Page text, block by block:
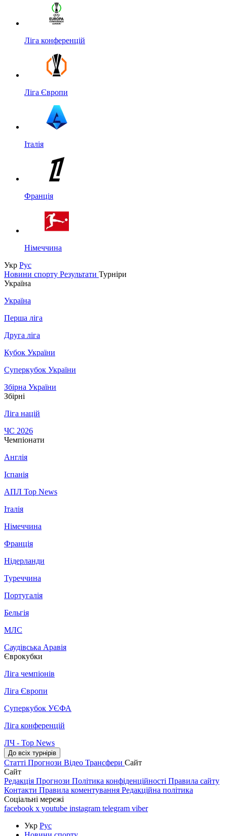
Ліга конференцій
Ліга Європи
Італія
Франція
Німеччина
Укр Рус
Новини спорту Результати Турніри
Україна
Україна
Перша ліга
Друга ліга
Кубок України
Суперкубок України
Збірна України
Збірні
Ліга націй
ЧС 2026
Чемпіонати
Англія
Іспанія
АПЛ Top News
Італія
Німеччина
Франція
Нідерланди
Туреччина
Португалія
Бельгія
МЛС
Саудівська Аравія
Єврокубки
Ліга чемпіонів
Ліга Європи
Суперкубок УЄФА
Ліга конференцій
ЛЧ - Top News
До всіх турнірів
Статті Прогнози Відео Трансфери Сайт
Сайт
Редакція Прогнози Політика конфіденційності Правила сайту
Контакти Правила коментування Редакційна політика
Соціальні мережі
facebook x youtube instagram telegram viber
Укр Рус